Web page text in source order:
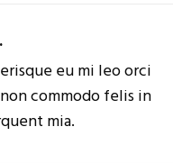
eu mi leo orci
commodo felis in
mia.